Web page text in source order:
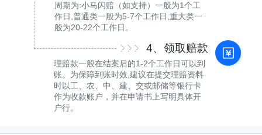
周期为:小马闪赔（如支持）一般为1个工
作日,普通类一般为5-7个工作日,重大类一
般为20-22个工作日。
4、领取赔款
理赔款一般在结案后的1-2个工作日可以到
账。为保障到账时效,建议在提交理赔资料
时以工、农、中、建、交或邮储等银行卡
作为收款账户，并在申请书上写明具体开
户行。